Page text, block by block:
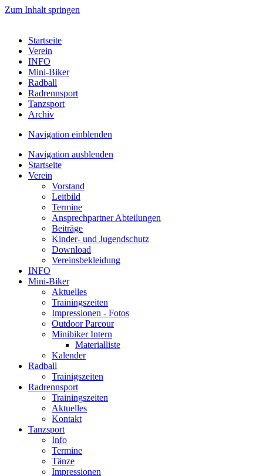
Zum Inhalt springen
Startseite
Verein
INFO
Mini-Biker
Radball
Radrennsport
Tanzsport
Archiv
Navigation einblenden
Navigation ausblenden
Startseite
Verein
Vorstand
Leitbild
Termine
Ansprechpartner Abteilungen
Beiträge
Kinder- und Jugendschutz
Download
Vereinsbekleidung
INFO
Mini-Biker
Aktuelles
Trainingszeiten
Impressionen - Fotos
Outdoor Parcour
Minibiker Intern
Materialliste
Kalender
Radball
Trainigszeiten
Radrennsport
Trainingszeiten
Aktuelles
Kontakt
Tanzsport
Info
Termine
Tänze
Impressionen